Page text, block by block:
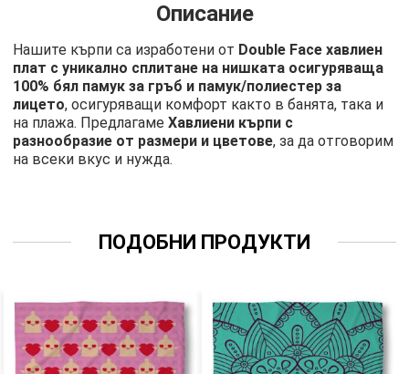
Описание
Нашите кърпи са изработени от Double Face хавлиен
плат с уникално сплитане на нишката осигуряваща
100% бял памук за гръб и памук/полиестер за
лицето, осигуряващи комфорт както в банята, така и
на плажа. ПредлагамеХавлиени кърпи с
разнообразие от размери и цветове, за да отговорим
на всеки вкус и нужда.
ПОДОБНИ ПРОДУКТИ